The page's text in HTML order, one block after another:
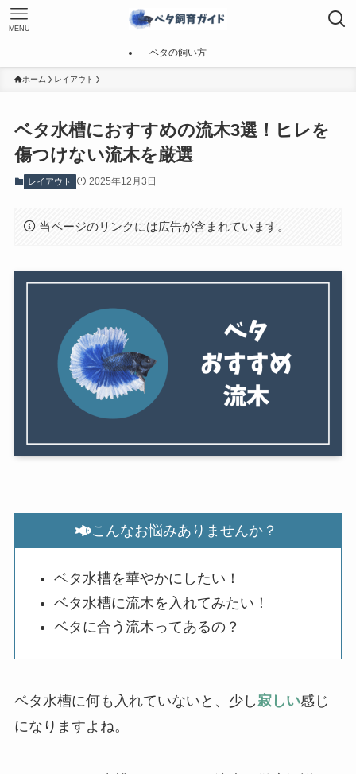
MENU
ベタの飼い方
ホーム レイアウト
ベタ水槽におすすめの流木3選！ヒレを
傷つけない流木を厳選
レイアウト 2025年12月3日
当ページのリンクには広告が含まれています。
こんなお悩みありませんか？
ベタ水槽を華やかにしたい！
ベタ水槽に流木を入れてみたい！
ベタに合う流木ってあるの？
ベタ水槽に何も入れていないと、少し寂しい感じ
になりますよね。